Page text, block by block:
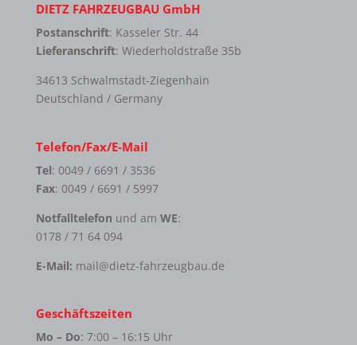
DIETZ FAHRZEUGBAU GmbH
Postanschrift: Kasseler Str. 44
Lieferanschrift: Wiederholdstraße 35b
34613 Schwalmstadt-Ziegenhain
Deutschland / Germany
Telefon/Fax/E-Mail
Tel: 0049 / 6691 / 3536
Fax: 0049 / 6691 / 5997
Notfalltelefon und am WE:
0178 / 71 64 094
E-Mail: mail@dietz-fahrzeugbau.de
Geschäftszeiten
Mo – Do: 7:00 – 16:15 Uhr